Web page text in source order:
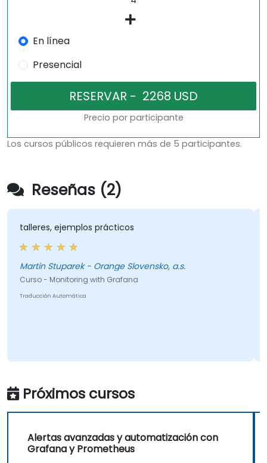
En línea
Presencial
Precio por participante
Los cursos públicos requieren más de 5 participantes.
Reseñas (2)
talleres, ejemplos prácticos
Martin Stuparek - Orange Slovensko, a.s.
Curso - Monitoring with Grafana
Traducción Automática
Próximos cursos
Alertas avanzadas y automatización con
Grafana y Prometheus